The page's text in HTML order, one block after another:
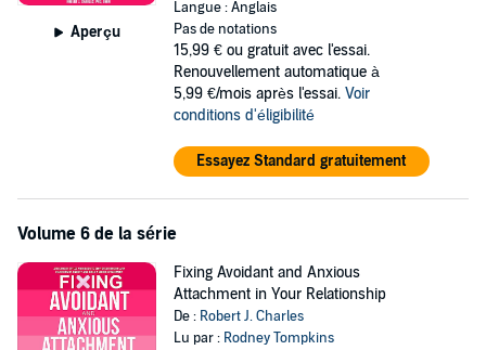
Aperçu
Langue : Anglais
Pas de notations
15,99 € ou gratuit avec l'essai.
Renouvellement automatique à
5,99 €/mois après l'essai. Voir
conditions d'éligibilité
Essayez Standard gratuitement
Volume 6 de la série
Fixing Avoidant and Anxious
Attachment in Your Relationship
De : Robert J. Charles
Lu par : Rodney Tompkins